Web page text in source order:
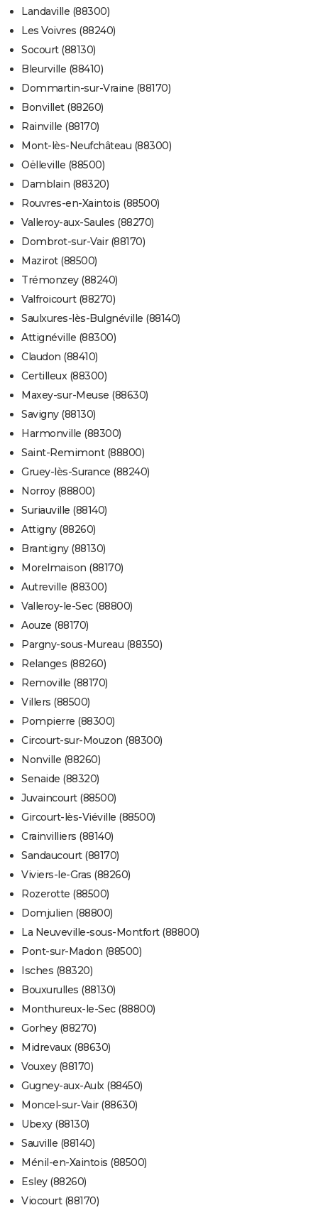
Landaville (88300)
Les Voivres (88240)
Socourt (88130)
Bleurville (88410)
Dommartin-sur-Vraine (88170)
Bonvillet (88260)
Rainville (88170)
Mont-lès-Neufchâteau (88300)
Oëlleville (88500)
Damblain (88320)
Rouvres-en-Xaintois (88500)
Valleroy-aux-Saules (88270)
Dombrot-sur-Vair (88170)
Mazirot (88500)
Trémonzey (88240)
Valfroicourt (88270)
Saulxures-lès-Bulgnéville (88140)
Attignéville (88300)
Claudon (88410)
Certilleux (88300)
Maxey-sur-Meuse (88630)
Savigny (88130)
Harmonville (88300)
Saint-Remimont (88800)
Gruey-lès-Surance (88240)
Norroy (88800)
Suriauville (88140)
Attigny (88260)
Brantigny (88130)
Morelmaison (88170)
Autreville (88300)
Valleroy-le-Sec (88800)
Aouze (88170)
Pargny-sous-Mureau (88350)
Relanges (88260)
Removille (88170)
Villers (88500)
Pompierre (88300)
Circourt-sur-Mouzon (88300)
Nonville (88260)
Senaide (88320)
Juvaincourt (88500)
Gircourt-lès-Viéville (88500)
Crainvilliers (88140)
Sandaucourt (88170)
Viviers-le-Gras (88260)
Rozerotte (88500)
Domjulien (88800)
La Neuveville-sous-Montfort (88800)
Pont-sur-Madon (88500)
Isches (88320)
Bouxurulles (88130)
Monthureux-le-Sec (88800)
Gorhey (88270)
Midrevaux (88630)
Vouxey (88170)
Gugney-aux-Aulx (88450)
Moncel-sur-Vair (88630)
Ubexy (88130)
Sauville (88140)
Ménil-en-Xaintois (88500)
Esley (88260)
Viocourt (88170)